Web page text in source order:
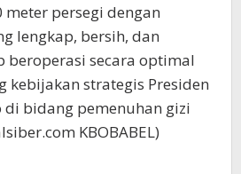
meter persegi dengan
lengkap, bersih, dan
beroperasi secara optimal
kebijakan strategis Presiden
di bidang pemenuhan gizi
KBOBABEL)